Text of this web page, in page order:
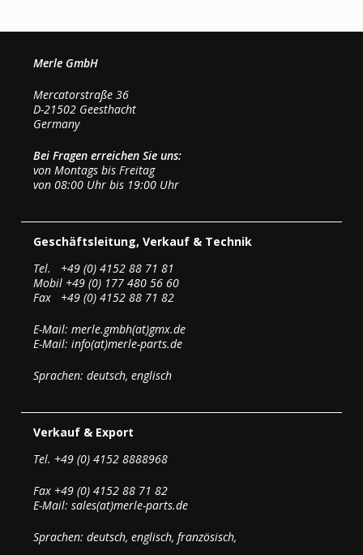
Merle GmbH
Mercatorstraße 36
D-21502 Geesthacht
Germany
Bei Fragen erreichen Sie uns:
von Montags bis Freitag
von 08:00 Uhr bis 19:00 Uhr
Geschäftsleitung, Verkauf & Technik
Tel. +49 (0) 4152 88 71 81
Mobil +49 (0) 177 480 56 60
Fax +49 (0) 4152 88 71 82
E-Mail: merle.gmbh(at)gmx.de
E-Mail: info(at)merle-parts.de
Sprachen: deutsch, englisch
Verkauf & Export
Tel. +49 (0) 4152 8888968
Fax +49 (0) 4152 88 71 82
E-Mail: sales(at)merle-parts.de
Sprachen: deutsch, englisch, französisch,